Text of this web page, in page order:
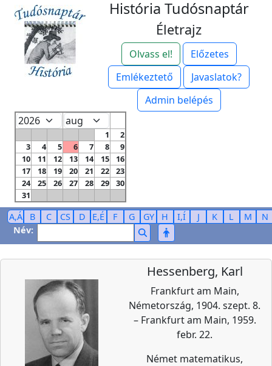
História Tudósnaptár
Életrajz
Olvass el!
Előzetes
Emlékeztető
Javaslatok?
Admin belépés
1
2
3
4 5 6 7 8
9
10
11 12 13 14 15
16
17
18 19 20 21 22
23
24
25 26 27 28 29
30
31
A,Á B C CS D E,É F G GY H I,Í J K L M
N
Név:
Hessenberg, Karl
Frankfurt am Main,
Németország, 1904. szept. 8.
– Frankfurt am Main, 1959.
febr. 22.
Német matematikus,